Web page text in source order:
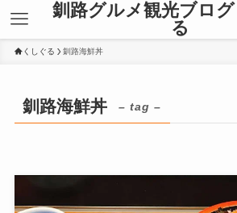
釧路グルメ観光ブロ
る
くしぐる 釧路海鮮丼
釧路海鮮丼 – tag –